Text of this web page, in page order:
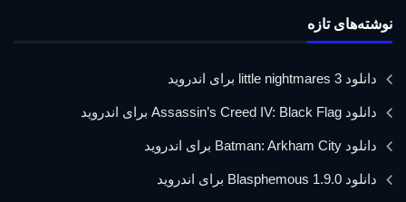
نوشته‌های تازه
دانلود little nightmares 3 برای اندروید
دانلود Assassin’s Creed IV: Black Flag برای اندروید
دانلود Batman: Arkham City برای اندروید
دانلود Blasphemous 1.9.0 برای اندروید